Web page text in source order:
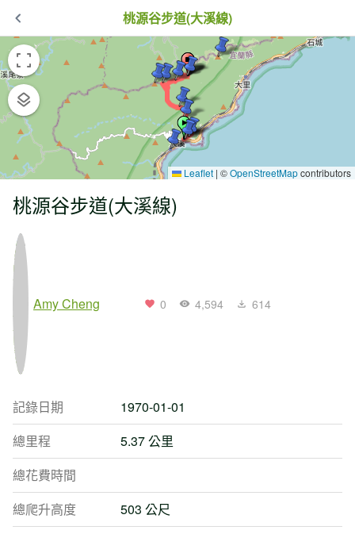
桃源谷步道(大溪線)
Leaflet | ©OpenStreetMapcontributors
桃源谷步道(大溪線)
Amy Cheng 0 4,594 614
記錄日期
1970-01-01
總里程
5.37 公里
總花費時間
總爬升高度
503 公尺